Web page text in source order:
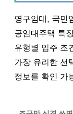
영구임대, 국민
공임대주택 특
유형별 입주 조
가장 유리한 선
정보를 확인 가